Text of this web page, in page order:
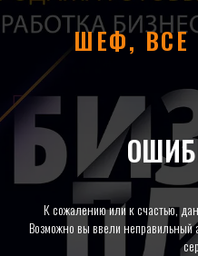
ШЕФ, ВСЕ
К сожалению или к счастью,
Возможно вы ввели